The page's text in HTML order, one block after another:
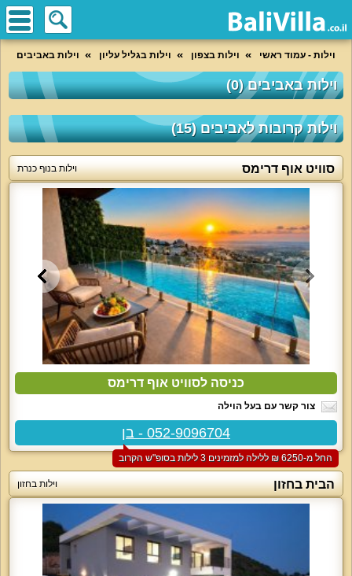
וילות - עמוד ראשי וילות בצפון וילות בגליל עליון וילות באביבים
וילות באביבים (0)
וילות קרובות לאביבים (15)
סוויט אוף דרימס וילות בנוף כנרת
כניסה לסוויט אוף דרימס
צור קשר עם בעל הוילה
052-9096704 - בן
החל מ-‏6250 ₪ ללילה למזמינים 3 לילות בסופ"ש הקרוב
הבית בחזון וילות בחזון